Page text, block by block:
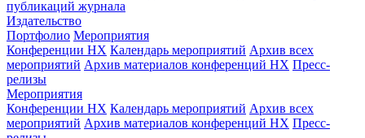
публикаций журнала
Издательство
Портфолио Мероприятия
Конференции НХ Календарь мероприятий Архив всех
мероприятий Архив материалов конференций НХ Пресс-
релизы
Мероприятия
Конференции НХ Календарь мероприятий Архив всех
мероприятий Архив материалов конференций НХ Пресс-